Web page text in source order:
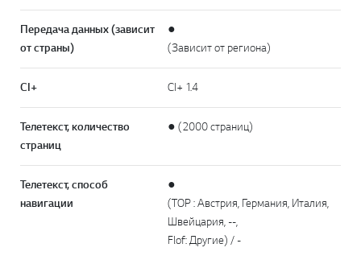
Передача данных (зависит
от страны)
●
(Зависит от региона)
CI+ CI+ 1.4
Телетекст, количество
страниц
● (2000 страниц)
Телетекст, способ
навигации
●
(TOP : Австрия, Германия, Италия,
Швейцария, --,
Flof: Другие) / -